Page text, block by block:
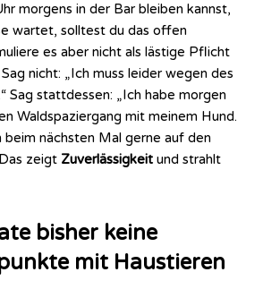
morgens in der Bar bleiben kannst,
wartet, solltest du das offen
es aber nicht als lästige Pflicht
nicht: „Ich muss leider wegen des
Sag stattdessen: „Ich habe morgen
Waldspaziergang mit meinem Hund.
beim nächsten Mal gerne auf den
zeigt Zuverlässigkeit und strahlt
bisher keine
mit Haustieren